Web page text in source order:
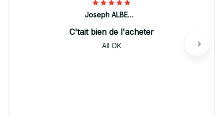
Joseph ALBERTINI
C'tait bien de l'acheter
All OK